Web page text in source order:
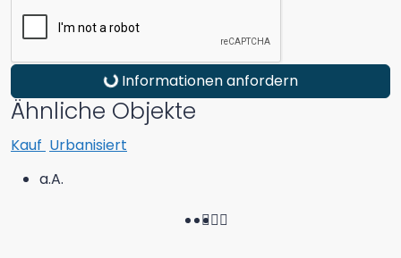
Informationen anfordern
Ähnliche Objekte
Kauf Urbanisiert
a.A.